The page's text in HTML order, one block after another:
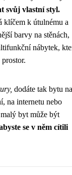
svůj vlastní styl.
klíčem k útulnému a
barvy na stěnách,
nábytek,
dodáte tak bytu na
na internetu nebo
byt může být
se v něm cítili